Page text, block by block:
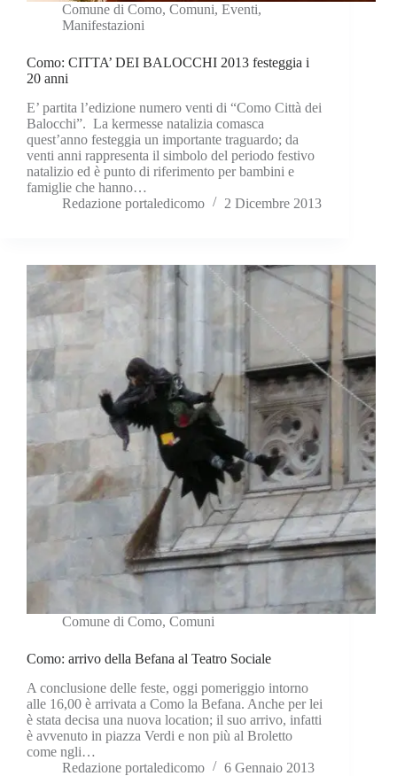
Comune di Como, Comuni, Eventi,
Manifestazioni
Como: CITTA’ DEI BALOCCHI 2013 festeggia i
20 anni
E’ partita l’edizione numero venti di “Como Città dei
Balocchi”. La kermesse natalizia comasca
quest’anno festeggia un importante traguardo; da
venti anni rappresenta il simbolo del periodo festivo
natalizio ed è punto di riferimento per bambini e
famiglie che hanno…
Redazione portaledicomo
2 Dicembre 2013
Comune di Como, Comuni
Como: arrivo della Befana al Teatro Sociale
A conclusione delle feste, oggi pomeriggio intorno
alle 16,00 è arrivata a Como la Befana. Anche per lei
è stata decisa una nuova location; il suo arrivo, infatti
è avvenuto in piazza Verdi e non più al Broletto
come ngli…
Redazione portaledicomo
6 Gennaio 2013